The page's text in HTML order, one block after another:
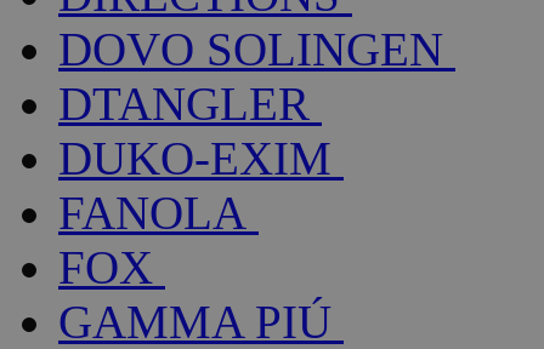
DOVO SOLINGEN
DTANGLER
DUKO-EXIM
FANOLA
FOX
GAMMA PIÚ